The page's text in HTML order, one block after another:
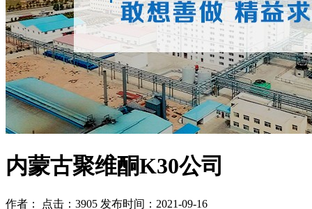
内蒙古聚维酮K30公司
作者： 点击：3905 发布时间：2021-09-16